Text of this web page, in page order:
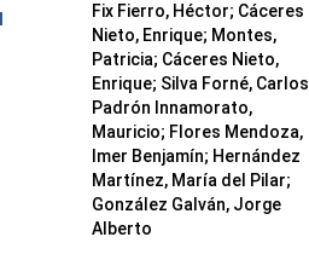
Fix Fierro, Héctor; Cáceres
Nieto, Enrique; Montes,
Patricia; Cáceres Nieto,
Enrique; Silva Forné, Carlos
Padrón Innamorato,
Mauricio; Flores Mendoza,
Imer Benjamín; Hernández
Martínez, María del Pilar;
González Galván, Jorge
Alberto